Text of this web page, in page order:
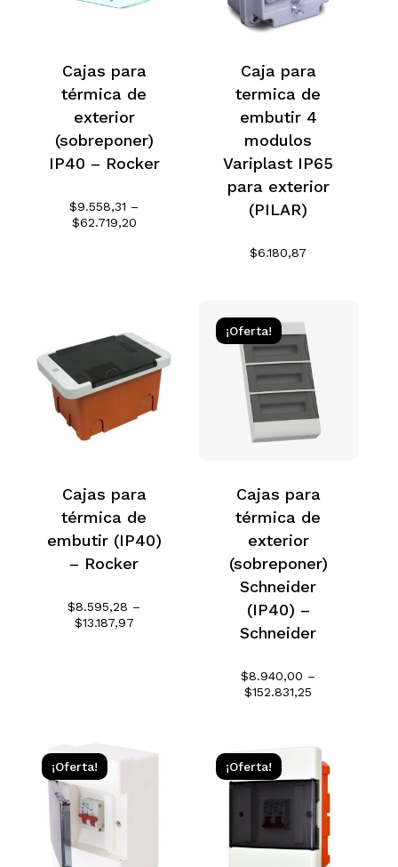
Cajas para
térmica de
exterior
(sobreponer)
IP40 – Rocker
$9.558,31 –
$62.719,20Rango
Caja para
termica de
embutir 4
modulos
Variplast IP65
para exterior
(PILAR)
$6.180,87
Cajas para
térmica de
embutir (IP40)
– Rocker
$8.595,28 –
$13.187,97Rango
¡Oferta!
Cajas para
térmica de
exterior
(sobreponer)
Schneider
(IP40) –
Schneider
$8.940,00 –
$152.831,25
hasta
$152.831,25
¡Oferta! ¡Oferta!